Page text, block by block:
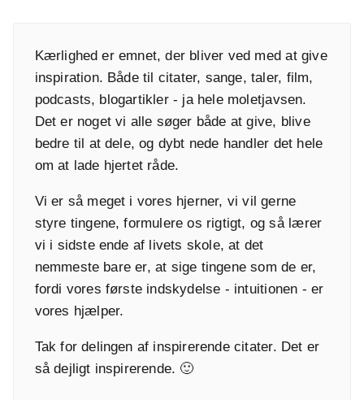
Kærlighed er emnet, der bliver ved med at give
inspiration. Både til citater, sange, taler, film,
podcasts, blogartikler - ja hele moletjavsen.
Det er noget vi alle søger både at give, blive
bedre til at dele, og dybt nede handler det hele
om at lade hjertet råde.
Vi er så meget i vores hjerner, vi vil gerne
styre tingene, formulere os rigtigt, og så lærer
vi i sidste ende af livets skole, at det
nemmeste bare er, at sige tingene som de er,
fordi vores første indskydelse - intuitionen - er
vores hjælper.
Tak for delingen af inspirerende citater. Det er
så dejligt inspirerende. 🙂